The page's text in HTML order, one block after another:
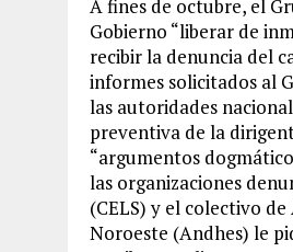
A fines de octubre, el
Gobierno “liberar de
recibir la denuncia del
informes solicitados al
las autoridades
preventiva de la
“argumentos
las organizaciones
(CELS) y el colectivo
Noroeste (Andhes) le